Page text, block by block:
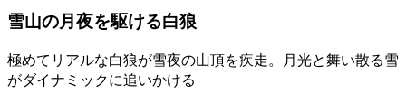
雪山の月夜を駆ける白狼
極めてリアルな白狼が雪夜の山頂を疾走。月光と舞い散る雪
がダイナミックに追いかける